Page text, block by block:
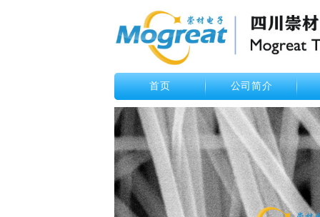
首页 公司简介